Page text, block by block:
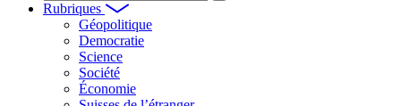
Rubriques
Géopolitique
Democratie
Science
Société
Économie